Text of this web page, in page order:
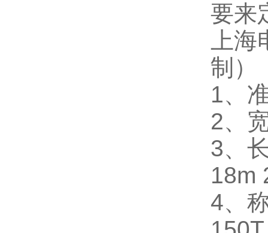
要来
上
制）
1、
2、
3、
18m
4、